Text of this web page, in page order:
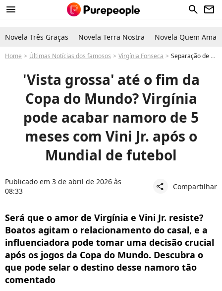
menu search newsletter
Novela Três Graças Novela Terra Nostra Novela Quem Ama
Home Últimas Notícias dos famosos Virgínia Fonseca Separação de Virginia e Vini Jr. pode acontecer após a Copa do Mundo? Famosa faz 'vista grossa' a rumores sobre atacante da Seleção do Brasil
'Vista grossa' até o fim da
Copa do Mundo? Virgínia
pode acabar namoro de 5
meses com Vini Jr. após o
Mundial de futebol
Publicado em 3 de abril de 2026 às
08:33
share Compartilhar
Será que o amor de Virgínia e Vini Jr. resiste?
Boatos agitam o relacionamento do casal, e a
influenciadora pode tomar uma decisão crucial
após os jogos da Copa do Mundo. Descubra o
que pode selar o destino desse namoro tão
comentado